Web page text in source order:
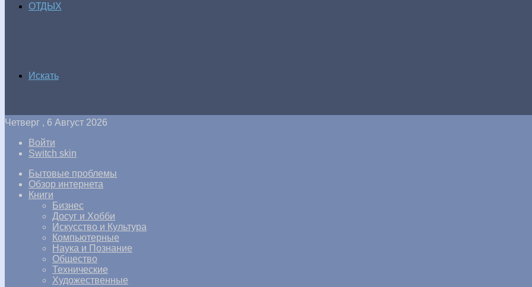
ОТДЫХ
Искать
Четверг , 6 Август 2026
Войти
Switch skin
Бытовые проблемы
Обзор интернета
Книги
Бизнес
Досуг и Хобби
Искусство и Культура
Компьютерные
Наука и Познание
Общество
Технические
Художественные